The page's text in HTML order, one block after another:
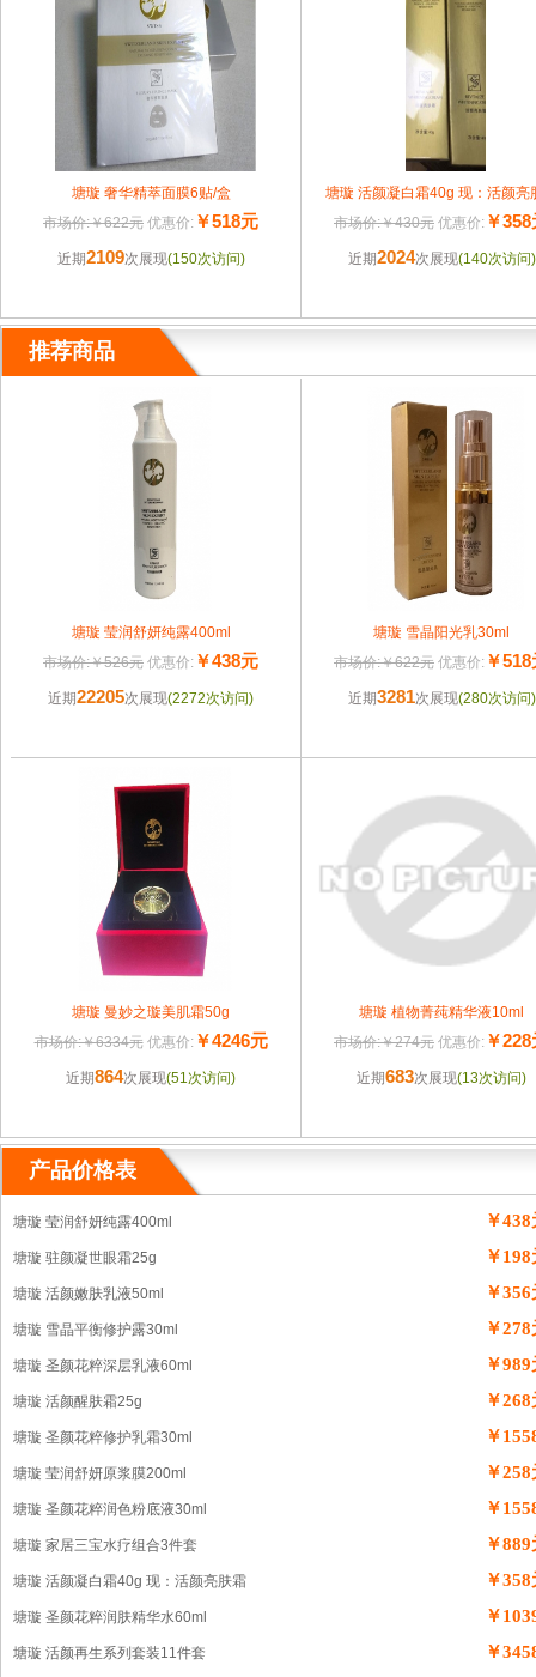
塘璇 奢华精萃面膜6贴/盒
市场价:￥622元 优惠价: ￥518元
近期2109次展现(150次访问)
塘璇 活颜凝白霜40g 现：活颜亮
市场价:￥430元 优惠价: ￥358
近期2024次展现(140次访问)
推荐商品
塘璇 莹润舒妍纯露400ml
市场价:￥526元 优惠价: ￥438元
近期22205次展现(2272次访问)
塘璇 雪晶阳光乳30ml
市场价:￥622元 优惠价: ￥518
近期3281次展现(280次访问)
塘璇 曼妙之璇美肌霜50g
市场价:￥6334元 优惠价: ￥4246元
近期864次展现(51次访问)
塘璇 植物菁莼精华液10ml
市场价:￥274元 优惠价: ￥228
近期683次展现(13次访问)
产品价格表
塘璇 莹润舒妍纯露400ml ￥438
塘璇 驻颜凝世眼霜25g ￥198
塘璇 活颜嫩肤乳液50ml ￥356
塘璇 雪晶平衡修护露30ml ￥278
塘璇 圣颜花粹深层乳液60ml ￥989
塘璇 活颜醒肤霜25g ￥268
塘璇 圣颜花粹修护乳霜30ml ￥
塘璇 莹润舒妍原浆膜200ml ￥258
塘璇 圣颜花粹润色粉底液30ml ￥
塘璇 家居三宝水疗组合3件套 ￥889
塘璇 活颜凝白霜40g 现：活颜亮肤霜 ￥358
塘璇 圣颜花粹润肤精华水60ml ￥
塘璇 活颜再生系列套装11件套 ￥